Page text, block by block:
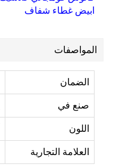
ابيض غطاء شفاف
المواصفات
الضمان
صنع في
اللون
العلامة التجارية